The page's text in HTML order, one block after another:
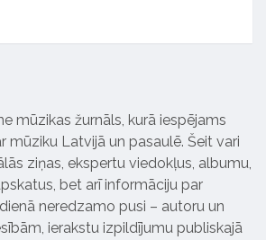
mūzikas žurnāls, kurā iespējams
mūziku Latvijā un pasaulē. Šeit vari
ziņas, ekspertu viedokļus, albumu,
bet arī informāciju par
neredzamo pusi – autoru un
ierakstu izpildījumu publiskajā